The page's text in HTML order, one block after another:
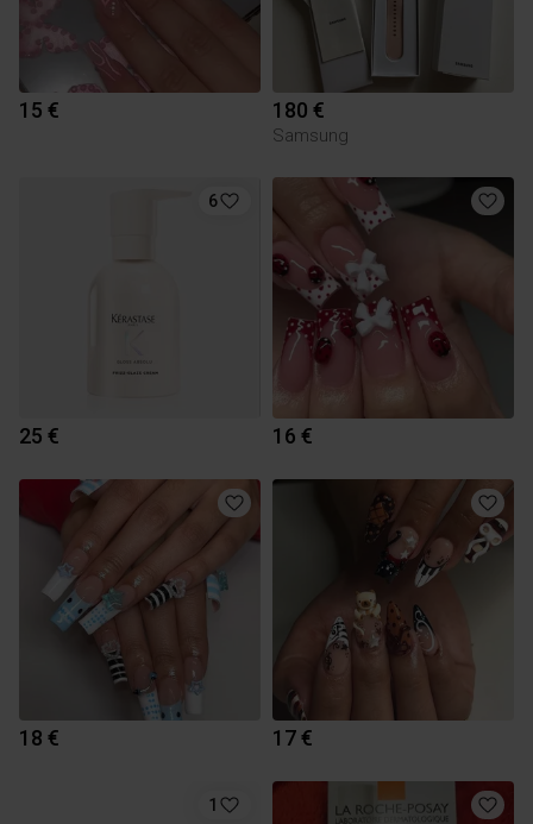
15 € 180 €
Samsung
6
25 € 16 €
18 € 17 €
1